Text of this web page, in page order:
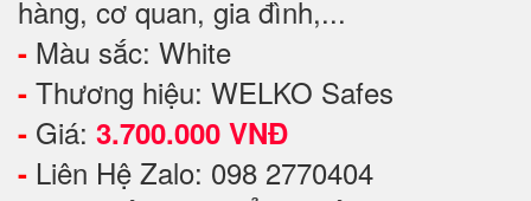
hàng, cơ quan, gia đình,...
- Màu sắc: White
- Thương hiệu: WELKO Safes
- Giá: 3.700.000 VNĐ
- Liên Hệ Zalo: 098 2770404